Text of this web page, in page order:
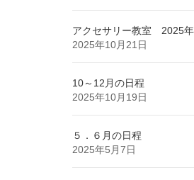
アクセサリー教室 2025
2025年10月21日
10～12月の日程
2025年10月19日
５．６月の日程
2025年5月7日